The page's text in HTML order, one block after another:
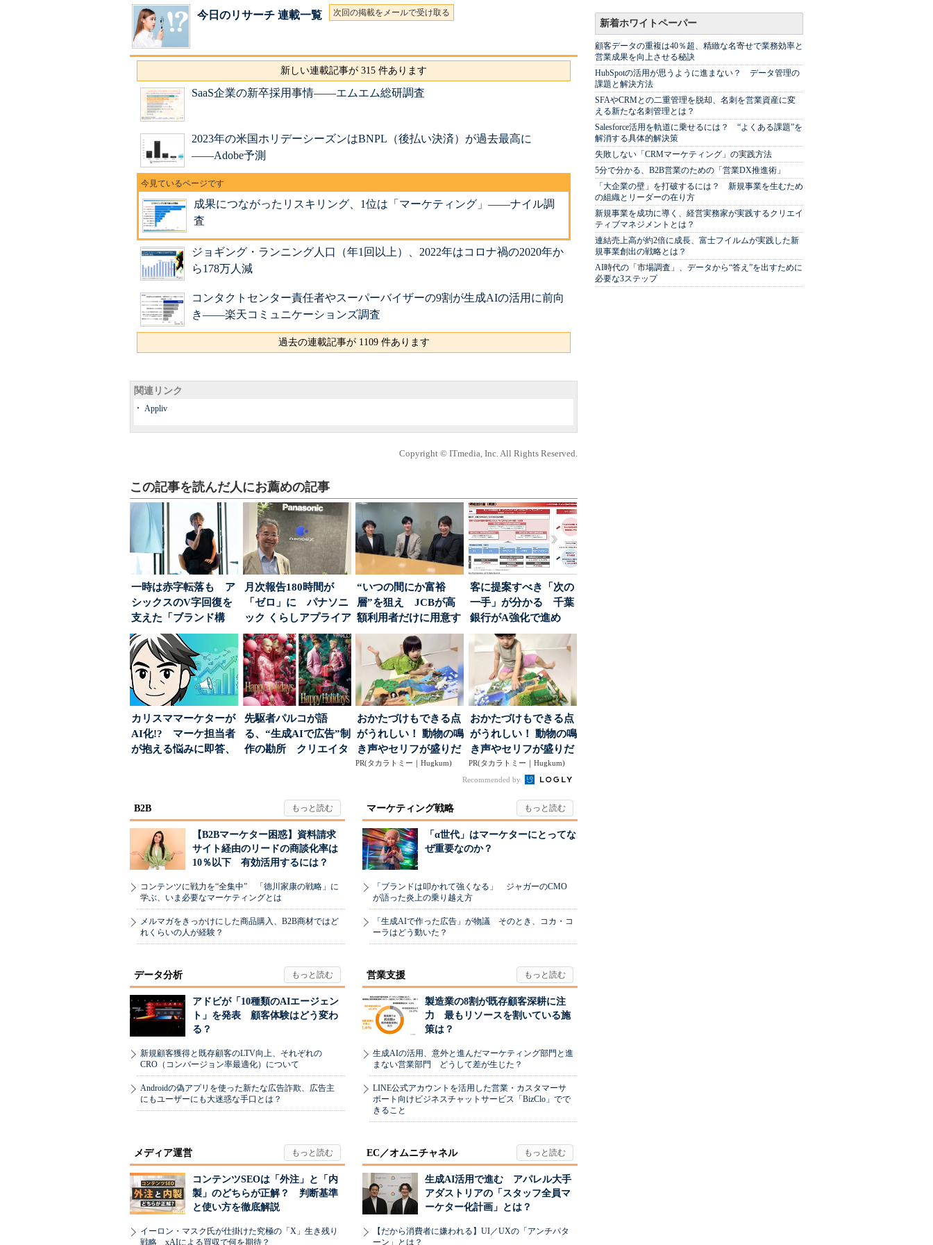
今日のリサーチ 連載一覧 次回の掲載をメールで受け取る
新しい連載記事が 315 件あります
SaaS企業の新卒採用事情――エムエム総研調査
2023年の米国ホリデーシーズンはBNPL（後払い決済）が過去最高に
――Adobe予測
成果につながったリスキリング、1位は「マーケティング」――ナイル調
査
ジョギング・ランニング人口（年1回以上）、2022年はコロナ禍の2020年か
ら178万人減
コンタクトセンター責任者やスーパーバイザーの9割が生成AIの活用に前向
き――楽天コミュニケーションズ調査
過去の連載記事が 1109 件あります
関連リンク
Appliv
Copyright © ITmedia, Inc. All Rights Reserved.
この記事を読んだ人にお薦めの記事
一時は赤字転落も ア
シックスのV字回復を
支えた「ブランド構
築」の考え方
月次報告180時間が
「ゼロ」に パナソニ
ック くらしアプライア
ンス社が挑んだVo...
“いつの間にか富裕
層”を狙え JCBが高
額利用者だけに用意す
る「特別体験」
客に提案すべき「次の
一手」が分かる 千葉
銀行がA強化で進め
る“One to On...
カリスママーケターが
AI化!? マーケ担当者
が抱える悩みに即答、
先駆者パルコが語
る、“生成AIで広告”制
作の勘所 クリエイタ
おかたづけもできる点
がうれしい！ 動物の鳴
き声やセリフが盛りだ
くさんの「アニア ...
PR(タカラトミー｜Hugkum)
おかたづけもできる点
がうれしい！ 動物の鳴
き声やセリフが盛りだ
くさんの「アニア ...
PR(タカラトミー｜Hugkum)
Recommended by
B2B
【B2Bマーケター困惑】資料請求
サイト経由のリードの商談化率は
10％以下 有効活用するには？
コンテンツに戦力を“全集中” 「徳川家康の戦略」に
学ぶ、いま必要なマーケティングとは
メルマガをきっかけにした商品購入、B2B商材ではど
れくらいの人が経験？
マーケティング戦略
「α世代」はマーケターにとってな
ぜ重要なのか？
「ブランドは叩かれて強くなる」 ジャガーのCMO
が語った炎上の乗り越え方
「生成AIで作った広告」が物議 そのとき、コカ・コ
ーラはどう動いた？
データ分析
アドビが「10種類のAIエージェン
ト」を発表 顧客体験はどう変わ
る？
新規顧客獲得と既存顧客のLTV向上、それぞれの
CRO（コンバージョン率最適化）について
Androidの偽アプリを使った新たな広告詐欺、広告主
にもユーザーにも大迷惑な手口とは？
営業支援
製造業の8割が既存顧客深耕に注
力 最もリソースを割いている施
策は？
生成AIの活用、意外と進んだマーケティング部門と進
まない営業部門 どうして差が生じた？
LINE公式アカウントを活用した営業・カスタマーサ
ポート向けビジネスチャットサービス「BizClo」でで
きること
メディア運営
コンテンツSEOは「外注」と「内
製」のどちらが正解？ 判断基準
と使い方を徹底解説
イーロン・マスク氏が仕掛けた究極の「X」生き残り
戦略 xAIによる買収で何を期待？
EC／オムニチャネル
生成AI活用で進む アパレル大手
アダストリアの「スタッフ全員マ
ーケター化計画」とは？
【だから消費者に嫌われる】UI／UXの「アンチパタ
ーン」とは？
新着ホワイトペーパー
顧客データの重複は40％超、精緻な名寄せで業務効率と
営業成果を向上させる秘訣
HubSpotの活用が思うように進まない？ データ管理の
課題と解決方法
SFAやCRMとの二重管理を脱却、名刺を営業資産に変
える新たな名刺管理とは？
Salesforce活用を軌道に乗せるには？ “よくある課題”を
解消する具体的解決策
失敗しない「CRMマーケティング」の実践方法
5分で分かる、B2B営業のための「営業DX推進術」
「大企業の壁」を打破するには？ 新規事業を生むため
の組織とリーダーの在り方
新規事業を成功に導く、経営実務家が実践するクリエイ
ティブマネジメントとは？
連結売上高が約2倍に成長、富士フイルムが実践した新
規事業創出の戦略とは？
AI時代の「市場調査」、データから“答え”を出すために
必要な3ステップ